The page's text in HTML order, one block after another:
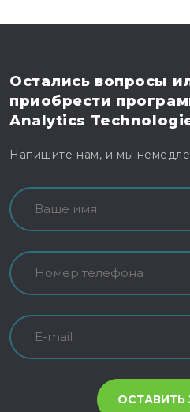
Остались вопросы
приобрести
Analytics
Напишите нам, и мы